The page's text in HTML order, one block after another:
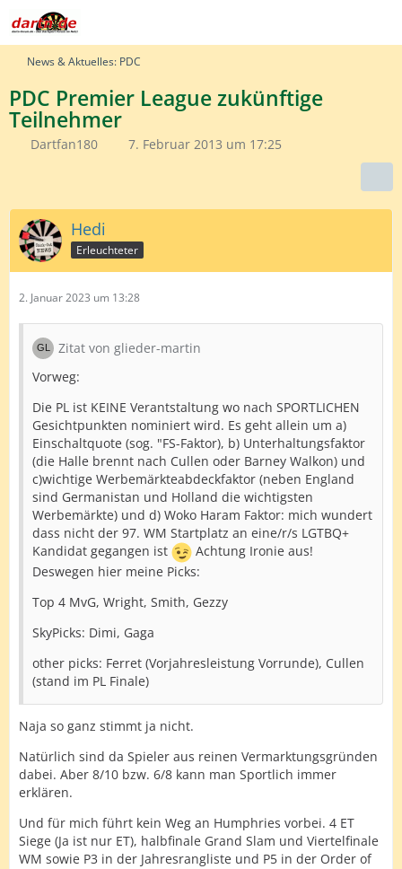
News & Aktuelles: PDC
PDC Premier League zukünftige
Teilnehmer
Dartfan180 7. Februar 2013 um 17:25
Hedi
Erleuchteter
2. Januar 2023 um 13:28
Zitat von glieder-martin
Vorweg:
Die PL ist KEINE Verantstaltung wo nach SPORTLICHEN
Gesichtpunkten nominiert wird. Es geht allein um a)
Einschaltquote (sog. "FS-Faktor), b) Unterhaltungsfaktor
(die Halle brennt nach Cullen oder Barney Walkon) und
c)wichtige Werbemärkteabdeckfaktor (neben England
sind Germanistan und Holland die wichtigsten
Werbemärkte) und d) Woko Haram Faktor: mich wundert
dass nicht der 97. WM Startplatz an eine/r/s LGTBQ+
Kandidat gegangen ist
Achtung Ironie aus!
Deswegen hier meine Picks:
Top 4 MvG, Wright, Smith, Gezzy
SkyPicks: Dimi, Gaga
other picks: Ferret (Vorjahresleistung Vorrunde), Cullen
(stand im PL Finale)
Naja so ganz stimmt ja nicht.
Natürlich sind da Spieler aus reinen Vermarktungsgründen
dabei. Aber 8/10 bzw. 6/8 kann man Sportlich immer
erklären.
Und für mich führt kein Weg an Humphries vorbei. 4 ET
Siege (Ja ist nur ET), halbfinale Grand Slam und Viertelfinale
WM sowie P3 in der Jahresrangliste und P5 in der Order of